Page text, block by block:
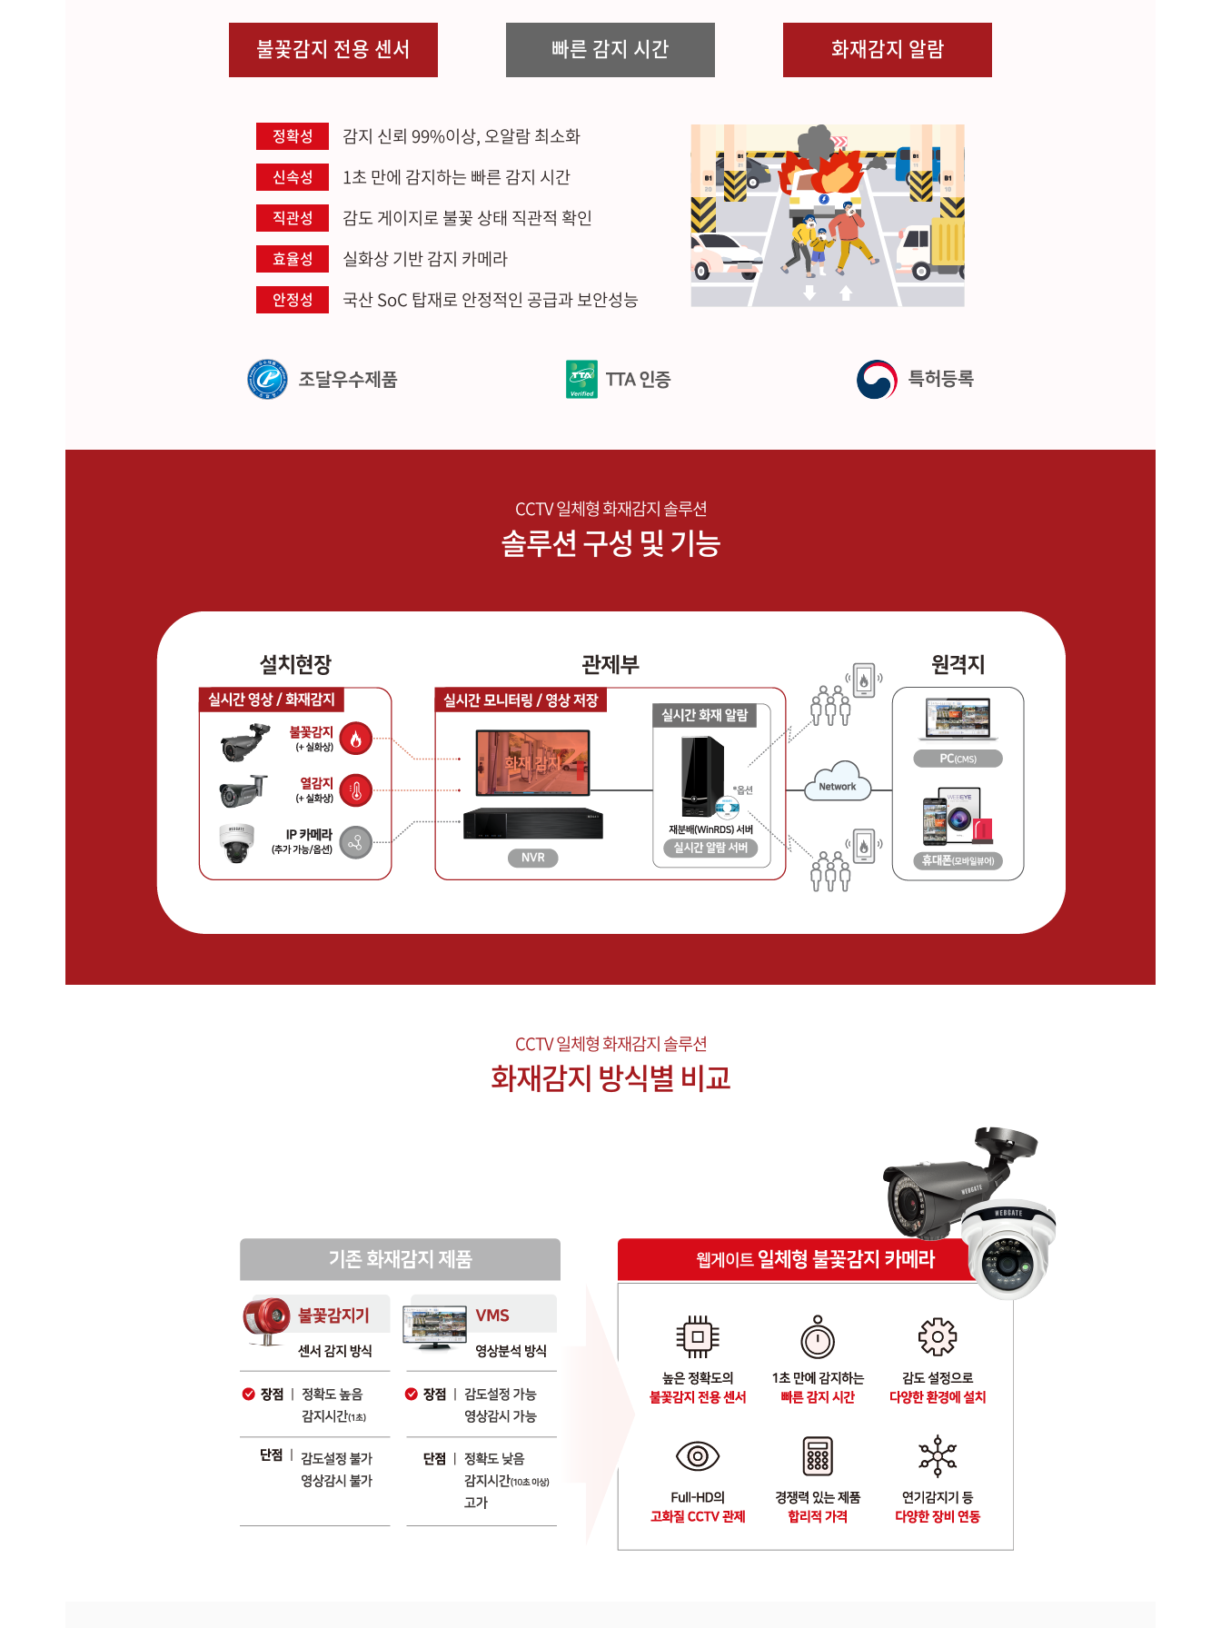
불꽃감지 전용 센서 빠른 감지 시간 화재감지 알람
정확성 감지 신뢰 99%이상, 오알람 최소화
신속성 1초 만에 감지하는 빠른 감지 시간
직관성 감도 게이지로 불꽃 상태 직관적 확인
효율성 실화상 기반 감지 카메라
안정성 국산 SoC 탑재로 안정적인 공급과 보안성능
CCTV 일체형 화재감지 솔루션
솔루션 구성 및 기능
CCTV 일체형 화재감지 솔루션
화재감지 방식별 비교